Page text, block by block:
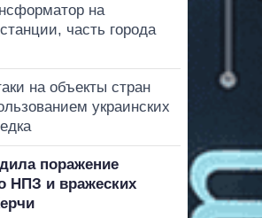
на
часть города
на объекты стран
украинских
поражение
НПЗ и вражеских